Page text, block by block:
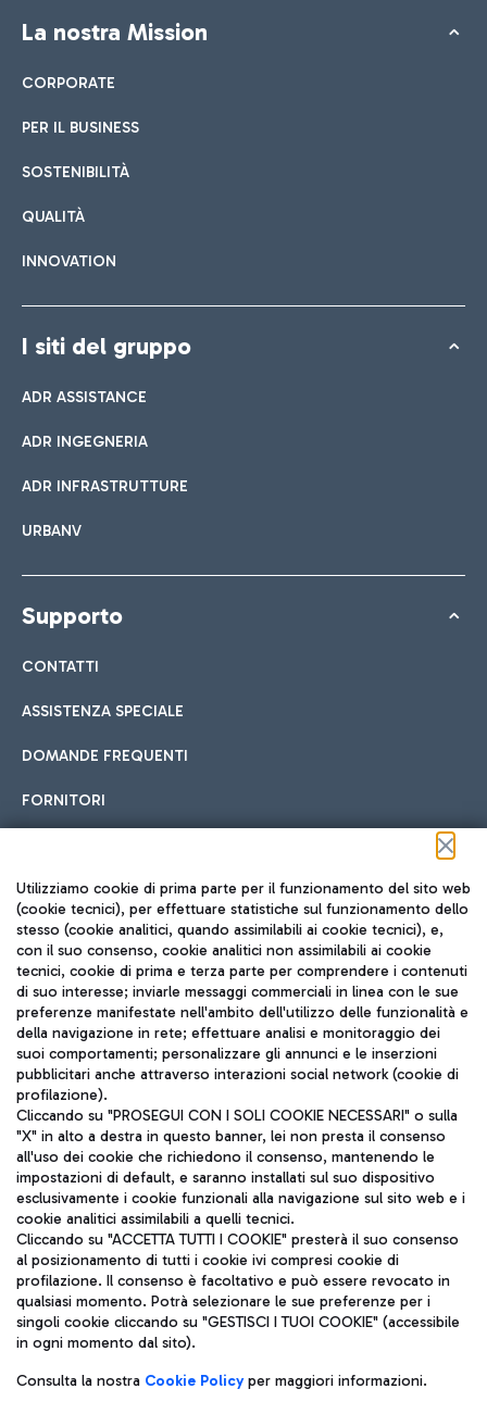
La nostra Mission
CORPORATE
PER IL BUSINESS
SOSTENIBILITÀ
QUALITÀ
INNOVATION
I siti del gruppo
ADR ASSISTANCE
ADR INGEGNERIA
ADR INFRASTRUTTURE
URBANV
Supporto
CONTATTI
ASSISTENZA SPECIALE
DOMANDE FREQUENTI
FORNITORI
Seguici sui social
TRAVEL JOURNAL
ITA
Aeroporti di Roma S.p.A. - Società soggetta a direzione e
coordinamento di Mundys S.p.A.
Codice fiscale e Registro delle Imprese di Roma 13032990155 P.
IVA 06572251004
Capitale sociale 62.224.743,00 int. vers.
Sede legale: Via Pier Paolo Racchetti 1 - 00054 Fiumicino (RM)
telefono +39 06 65951
Privacy policy
Note legali
Utilizziamo cookie di prima parte per il funzionamento del sito web
(cookie tecnici), per effettuare statistiche sul funzionamento dello
stesso (cookie analitici, quando assimilabili ai cookie tecnici), e,
con il suo consenso, cookie analitici non assimilabili ai cookie
tecnici, cookie di prima e terza parte per comprendere i contenuti
di suo interesse; inviarle messaggi commerciali in linea con le sue
preferenze manifestate nell'ambito dell'utilizzo delle funzionalità e
della navigazione in rete; effettuare analisi e monitoraggio dei
suoi comportamenti; personalizzare gli annunci e le inserzioni
pubblicitari anche attraverso interazioni social network (cookie di
profilazione).
Cliccando su "PROSEGUI CON I SOLI COOKIE NECESSARI" o sulla
"X" in alto a destra in questo banner, lei non presta il consenso
all'uso dei cookie che richiedono il consenso, mantenendo le
impostazioni di default, e saranno installati sul suo dispositivo
esclusivamente i cookie funzionali alla navigazione sul sito web e i
cookie analitici assimilabili a quelli tecnici.
Cliccando su "ACCETTA TUTTI I COOKIE" presterà il suo consenso
al posizionamento di tutti i cookie ivi compresi cookie di
profilazione. Il consenso è facoltativo e può essere revocato in
qualsiasi momento. Potrà selezionare le sue preferenze per i
singoli cookie cliccando su "GESTISCI I TUOI COOKIE" (accessibile
in ogni momento dal sito).
Consulta la nostra Cookie Policyper maggiori informazioni.